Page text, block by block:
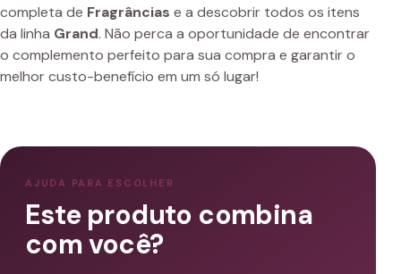
completa de Fragrâncias e a descobrir todos os itens
da linha Grand. Não perca a oportunidade de encontrar
o complemento perfeito para sua compra e garantir o
melhor custo-benefício em um só lugar!
AJUDA PARA ESCOLHER
Este produto combina
com você?